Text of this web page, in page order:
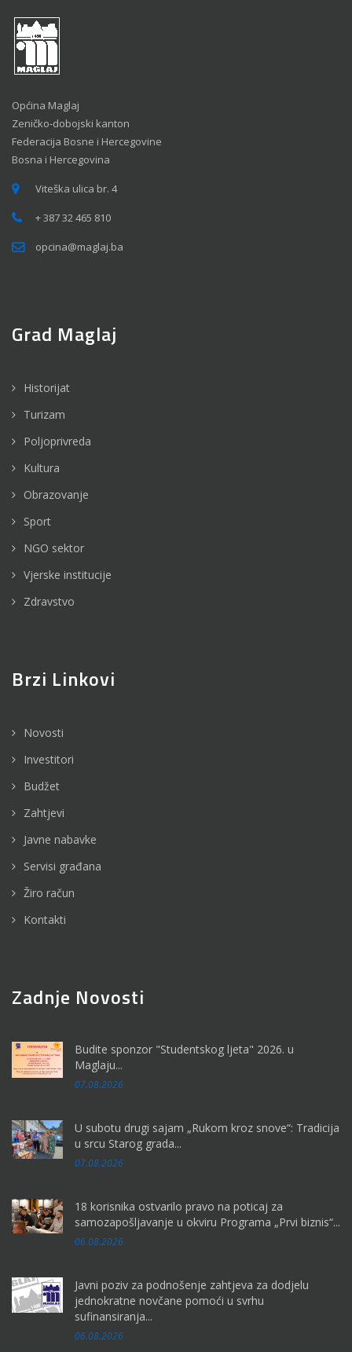
Općina Maglaj
Zeničko-dobojski kanton
Federacija Bosne i Hercegovine
Bosna i Hercegovina
Viteška ulica br. 4
+ 387 32 465 810
opcina@maglaj.ba
Grad Maglaj
Historijat
Turizam
Poljoprivreda
Kultura
Obrazovanje
Sport
NGO sektor
Vjerske institucije
Zdravstvo
Brzi Linkovi
Novosti
Investitori
Budžet
Zahtjevi
Javne nabavke
Servisi građana
Žiro račun
Kontakti
Zadnje Novosti
Budite sponzor "Studentskog ljeta" 2026. u
Maglaju...
07.08.2026
U subotu drugi sajam „Rukom kroz snove“: Tradicija
u srcu Starog grada...
07.08.2026
18 korisnika ostvarilo pravo na poticaj za
samozapošljavanje u okviru Programa „Prvi biznis“...
06.08.2026
Javni poziv za podnošenje zahtjeva za dodjelu
jednokratne novčane pomoći u svrhu
sufinansiranja...
06.08.2026